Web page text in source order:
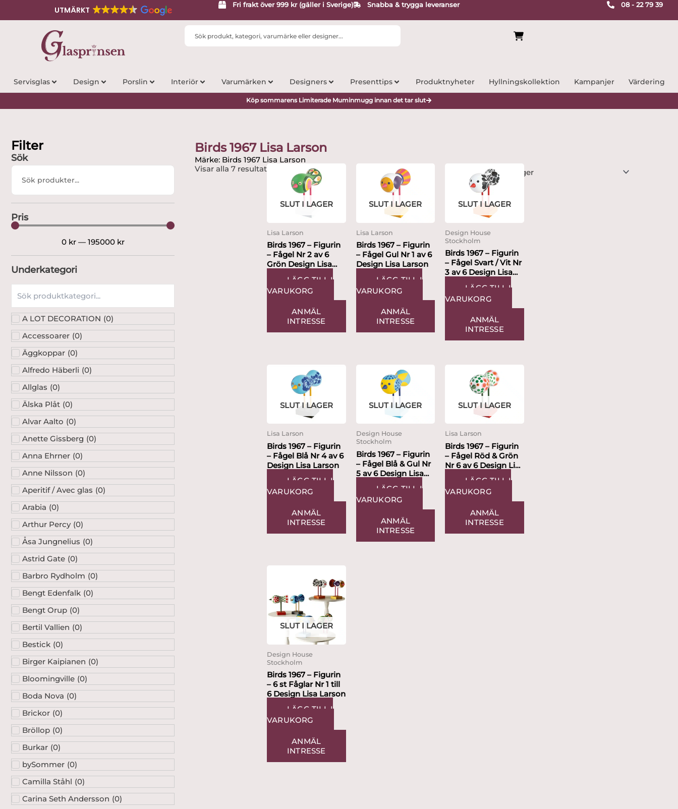
UTMÄRKT
Fri frakt över 999 kr (gäller i Sverige) Snabba & trygga leveranser 08 - 22 79 39
Search
Servisglas Design Porslin Interiör Varumärken Designers Presenttips Produktnyheter Hyllningskollektion Kampanjer Värdering
Köp sommarens Limiterade Muminmugg innan det tar slut
Filter
Sök
Search
Pris
0 kr— 195000 kr
Underkategori
A LOT DECORATION (0)
Accessoarer (0)
Äggkoppar (0)
Alfredo Häberli (0)
Allglas (0)
Älska Plåt (0)
Alvar Aalto (0)
Anette Gissberg (0)
Anna Ehrner (0)
Anne Nilsson (0)
Aperitif / Avec glas (0)
Arabia (0)
Arthur Percy (0)
Åsa Jungnelius (0)
Astrid Gate (0)
Barbro Rydholm (0)
Bengt Edenfalk (0)
Bengt Orup (0)
Bertil Vallien (0)
Bestick (0)
Birger Kaipianen (0)
Bloomingville (0)
Boda Nova (0)
Brickor (0)
Bröllop (0)
Burkar (0)
bySommer (0)
Camilla Ståhl (0)
Carina Seth Andersson (0)
Birds 1967 Lisa Larson
Märke: Birds 1967 Lisa Larson
Visar alla 7 resultat
SLUT I LAGER
Lisa Larson
Birds 1967 – Figurin
– Fågel Nr 2 av 6
Grön Design Lisa
LÄGG TILL I
VARUKORG
ANMÄL
INTRESSE
SLUT I LAGER
Lisa Larson
Birds 1967 – Figurin
– Fågel Gul Nr 1 av 6
Design Lisa Larson
LÄGG TILL I
VARUKORG
ANMÄL
INTRESSE
SLUT I LAGER
Design House
Stockholm
Birds 1967 – Figurin
– Fågel Svart / Vit Nr
3 av 6 Design Lisa
Larson
LÄGG TILL I
VARUKORG
ANMÄL
INTRESSE
SLUT I LAGER
Lisa Larson
Birds 1967 – Figurin
– Fågel Blå Nr 4 av 6
Design Lisa Larson
LÄGG TILL I
VARUKORG
ANMÄL
INTRESSE
SLUT I LAGER
Design House
Stockholm
Birds 1967 – Figurin
– Fågel Blå & Gul Nr
5 av 6 Design Lisa
LÄGG TILL I
VARUKORG
ANMÄL
INTRESSE
SLUT I LAGER
Lisa Larson
Birds 1967 – Figurin
– Fågel Röd & Grön
Nr 6 av 6 Design Lisa
Larson
LÄGG TILL I
VARUKORG
ANMÄL
INTRESSE
SLUT I LAGER
Design House
Stockholm
Birds 1967 – Figurin
– 6 st Fåglar Nr 1 till
6 Design Lisa Larson
LÄGG TILL I
VARUKORG
ANMÄL
INTRESSE